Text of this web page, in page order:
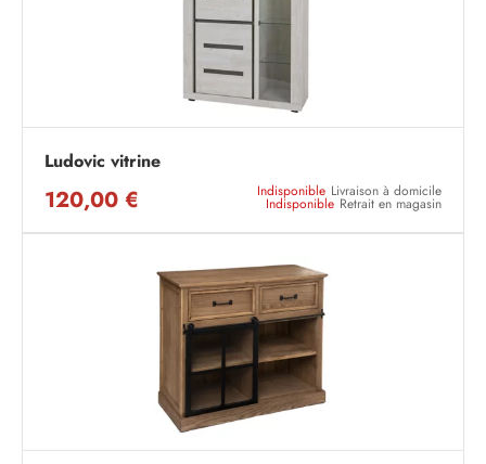
Ludovic vitrine
120,00 € Indisponible Livraison à domicile
Indisponible Retrait en magasin